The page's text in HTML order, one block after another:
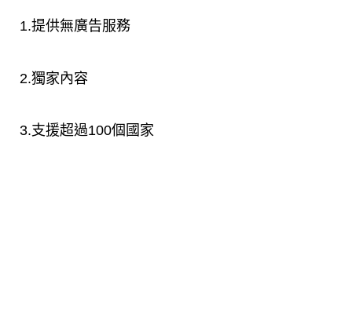
1.提供無廣告服務
2.獨家內容
3.支援超過100個國家